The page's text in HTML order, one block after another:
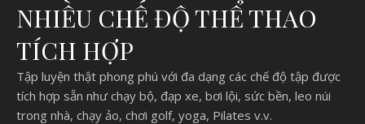
NHIỀU CHẾ ĐỘ THỂ THAO
TÍCH HỢP
Tập luyện thật phong phú với đa dạng các chế độ tập được
tích hợp sẵn như chạy bộ, đạp xe, bơi lội, sức bền, leo núi
trong nhà, chạy ảo, chơi golf, yoga, Pilates v.v.